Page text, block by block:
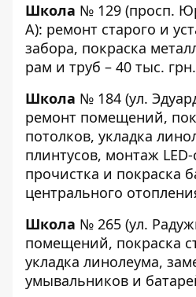
Школа № 129 (просп.
А): ремонт старого и
забора, покраска
рам и труб – 40 тыс. грн.
Школа № 184 (ул.
ремонт помещений,
потолков, укладка
плинтусов, монтаж
прочистка и покраска
центрального
Школа № 265 (ул.
помещений, покраска
укладка линолеума,
умывальников и